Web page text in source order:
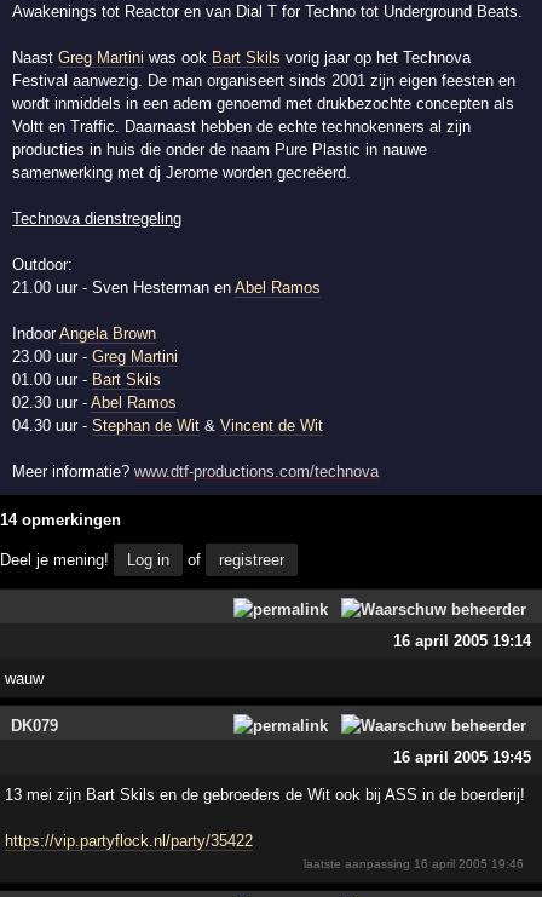
Awakenings tot Reactor en van Dial T for Techno tot Underground Beats.
NaastGreg Martini was ook Bart Skils vorig jaar op het Technova
Festival aanwezig. De man organiseert sinds 2001 zijn eigen feesten en
wordt inmiddels in een adem genoemd met drukbezochte concepten als
Voltt en Traffic. Daarnaast hebben de echte technokenners al zijn
producties in huis die onder de naam Pure Plastic in nauwe
samenwerking met dj Jerome worden gecreëerd.
Technova dienstregeling
Outdoor:
21.00 uur - Sven Hesterman enAbel Ramos
IndoorAngela Brown
23.00 uur -Greg Martini
01.00 uur - Bart Skils
02.30 uur -Abel Ramos
04.30 uur -Stephan de Wit &Vincent de Wit
Meer informatie?www.dtf-productions.com/technova
14 opmerkingen
Deel je mening! Log in of registreer
16 april 2005 19:14
wauw
DK079
16 april 2005 19:45
13 mei zijn Bart Skils en de gebroeders de Wit ook bij ASS in de boerderij!
https://vip.partyflock.nl/party/35422
laatste aanpassing 16 april 2005 19:46